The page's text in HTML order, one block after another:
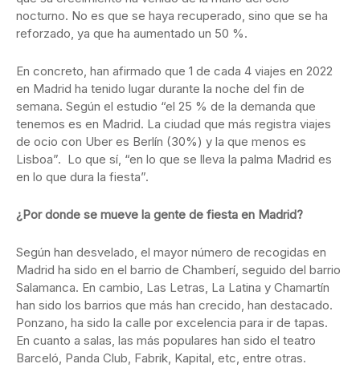
nocturno. No es que se haya recuperado, sino que se ha
reforzado, ya que ha aumentado un 50 %.
En concreto, han afirmado que 1 de cada 4 viajes en 2022
en Madrid ha tenido lugar durante la noche del fin de
semana. Según el estudio “el 25 % de la demanda que
tenemos es en Madrid. La ciudad que más registra viajes
de ocio con Uber es Berlín (30%) y la que menos es
Lisboa”. Lo que sí, “en lo que se lleva la palma Madrid es
en lo que dura la fiesta”.
¿Por donde se mueve la gente de fiesta en Madrid?
Según han desvelado, el mayor número de recogidas en
Madrid ha sido en el barrio de Chamberí, seguido del barrio
Salamanca. En cambio, Las Letras, La Latina y Chamartín
han sido los barrios que más han crecido, han destacado.
Ponzano, ha sido la calle por excelencia para ir de tapas.
En cuanto a salas, las más populares han sido el teatro
Barceló, Panda Club, Fabrik, Kapital, etc, entre otras.